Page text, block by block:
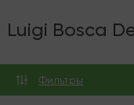
Luigi Bosca
Фильтры